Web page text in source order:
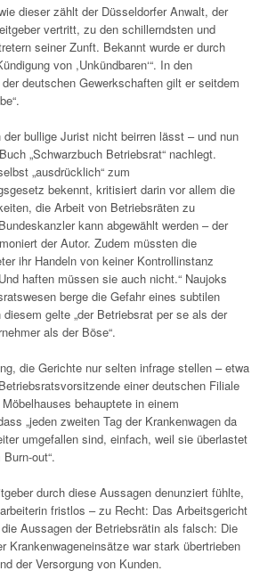
dieser zählt der Düsseldorfer Anwalt, der
vertritt, zu den schillerndsten und
seiner Zunft. Bekannt wurde er durch
von ,Unkündbaren‘“. In den
deutschen Gewerkschaften gilt er seitdem
bullige Jurist nicht beirren lässt – und nun
„Schwarzbuch Betriebsrat“ nachlegt.
„ausdrücklich“ zum
bekennt, kritisiert darin vor allem die
die Arbeit von Betriebsräten zu
kann abgewählt werden – der
der Autor. Zudem müssten die
ihr Handeln von keiner Kontrollinstanz
haften müssen sie auch nicht.“ Naujoks
berge die Gefahr eines subtilen
gelte „der Betriebsrat per se als der
als der Böse“.
die Gerichte nur selten infrage stellen – etwa
einer deutschen Filiale
behauptete in einem
„jeden zweiten Tag der Krankenwagen da
umgefallen sind, einfach, weil sie überlastet
out“.
durch diese Aussagen denunziert fühlte,
fristlos – zu Recht: Das Arbeitsgericht
Aussagen der Betriebsrätin als falsch: Die
Krankenwageneinsätze war stark übertrieben
der Versorgung von Kunden.